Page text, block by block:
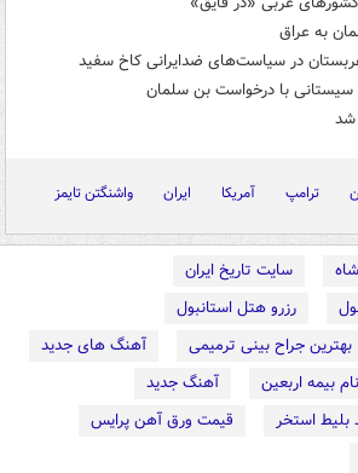
به عراق
در سیاست‌های ضدایرانی کاخ سفید
سیستانی با درخواست بن سلمان
شد
ترامپ آمریکا ایران واشنگتن تایمز
سایت تاریخ ایران
رزرو هتل استانبول
بهترین جراح بینی ترمیمی
آهنگ های جدید
بیمه اربعین
آهنگ جدید
بلیط استخر
قیمت ورق آهن پرایس